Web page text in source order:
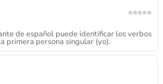
de español puede identificar los verbos
primera persona singular (yo).